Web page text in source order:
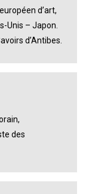
d’art,
Unis – Japon.
d’Antibes.
des